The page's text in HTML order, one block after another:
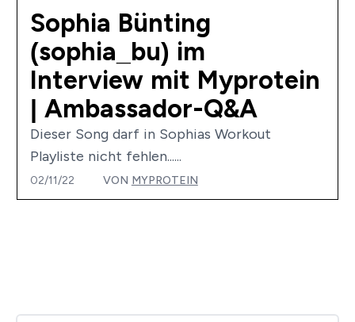
Sophia Bünting
(sophia_bu) im
Interview mit Myprotein
| Ambassador-Q&A
Dieser Song darf in Sophias Workout
Playliste nicht fehlen......
02/11/22 VON MYPROTEIN